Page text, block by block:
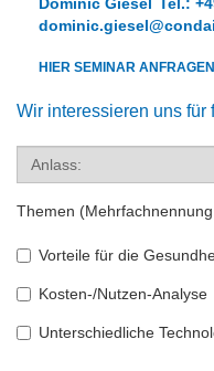
HIER SEMINAR ANFRAGEN
Wir interessieren uns
Anlass:
Themen
Vorteile für die
Kosten-/Nutzen-Analyse
Unterschiedliche